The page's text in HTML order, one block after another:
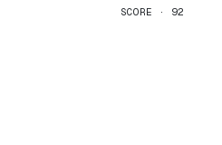
SCORE · 92